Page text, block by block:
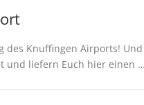
des Knuffingen Airports!
und liefern Euch hier einen …